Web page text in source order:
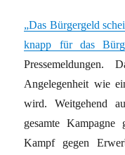
„Das Bürgergeld
knapp für das
Angelegenheit wie
wird. Weitgehend
gesamte
Kampf gegen